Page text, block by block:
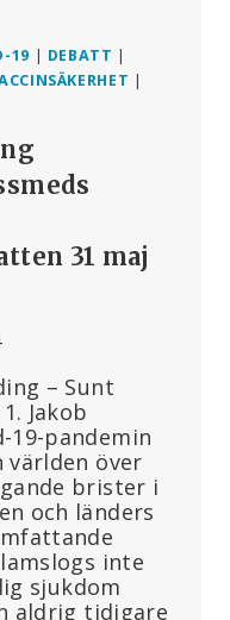
19 | DEBATT |
|
31 maj
– Sunt
Jakob
19-pandemin
världen över
brister i
och länders
inte
sjukdom
aldrig tidigare